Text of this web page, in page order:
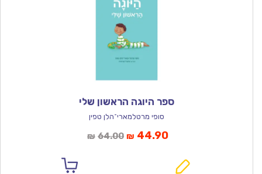
ספר היוגה הראשון שלי
סופי מרטלמארי־הלן טפין
₪ 64.00המחיר
₪ 44.90המחיר
הוא: